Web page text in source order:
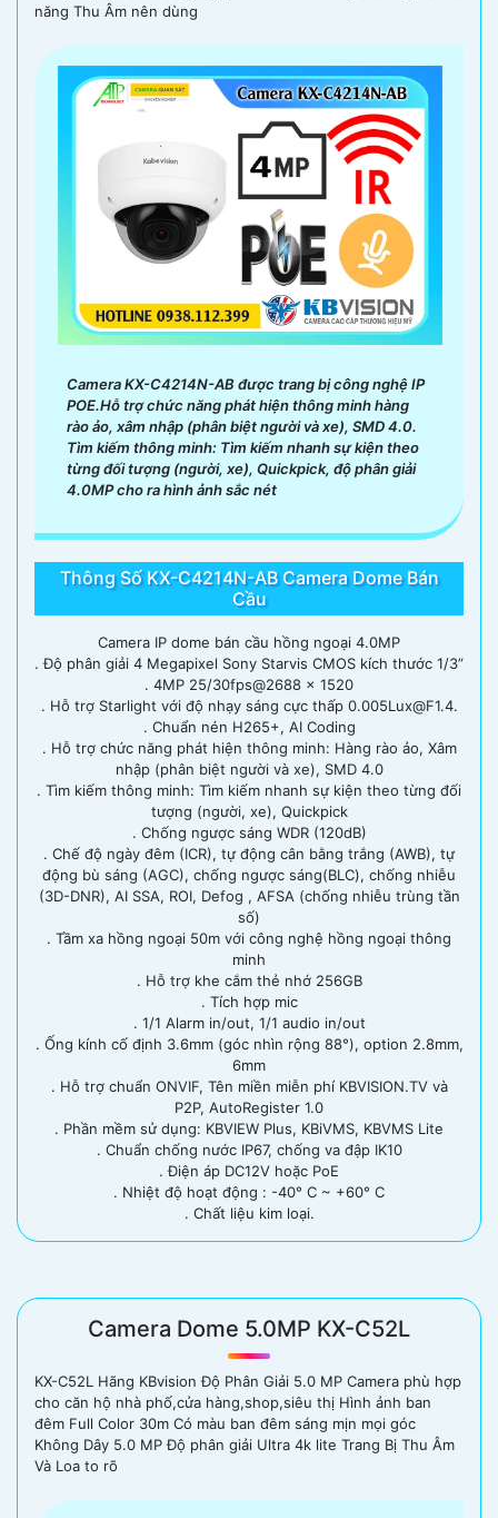
năng Thu Âm nên dùng
Camera KX-C4214N-AB được trang bị công nghệ IP
POE.Hỗ trợ chức năng phát hiện thông minh hàng
rào ảo, xâm nhập (phân biệt người và xe), SMD 4.0.
Tìm kiếm thông minh: Tìm kiếm nhanh sự kiện theo
từng đối tượng (người, xe), Quickpick, độ phân giải
4.0MP cho ra hình ảnh sắc nét
Thông Số KX-C4214N-AB Camera Dome Bán
Cầu
Camera IP dome bán cầu hồng ngoại 4.0MP
. Độ phân giải 4 Megapixel Sony Starvis CMOS kích thước 1/3”
. 4MP 25/30fps@2688 × 1520
. Hỗ trợ Starlight với độ nhạy sáng cực thấp 0.005Lux@F1.4.
. Chuẩn nén H265+, AI Coding
. Hỗ trợ chức năng phát hiện thông minh: Hàng rào ảo, Xâm
nhập (phân biệt người và xe), SMD 4.0
. Tìm kiếm thông minh: Tìm kiếm nhanh sự kiện theo từng đối
tượng (người, xe), Quickpick
. Chống ngược sáng WDR (120dB)
. Chế độ ngày đêm (ICR), tự động cân bằng trắng (AWB), tự
động bù sáng (AGC), chống ngược sáng(BLC), chống nhiễu
(3D-DNR), AI SSA, ROI, Defog , AFSA (chống nhiễu trùng tần
số)
. Tầm xa hồng ngoại 50m với công nghệ hồng ngoại thông
minh
. Hỗ trợ khe cắm thẻ nhớ 256GB
. Tích hợp mic
. 1/1 Alarm in/out, 1/1 audio in/out
. Ống kính cố định 3.6mm (góc nhìn rộng 88°), option 2.8mm,
6mm
. Hỗ trợ chuẩn ONVIF, Tên miền miễn phí KBVISION.TV và
P2P, AutoRegister 1.0
. Phần mềm sử dụng: KBVIEW Plus, KBiVMS, KBVMS Lite
. Chuẩn chống nước IP67, chống va đập IK10
. Điện áp DC12V hoặc PoE
. Nhiệt độ hoạt động : -40° C ~ +60° C
. Chất liệu kim loại.
Camera Dome 5.0MP KX-C52L
KX-C52L Hãng KBvision Độ Phân Giải 5.0 MP Camera phù hợp
cho căn hộ nhà phố,cửa hàng,shop,siêu thị Hình ảnh ban
đêm Full Color 30m Có màu ban đêm sáng mịn mọi góc
Không Dây 5.0 MP Độ phân giải Ultra 4k lite Trang Bị Thu Âm
Và Loa to rõ